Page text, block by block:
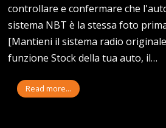
controllare e confermare che
sistema NBT è la stessa foto
[Mantieni il sistema radio
funzione Stock della tua auto, il…
Read more...